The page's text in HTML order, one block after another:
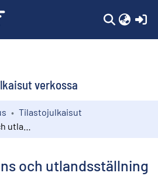
verkossa
Tilastojulkaisut
och utlandsställning